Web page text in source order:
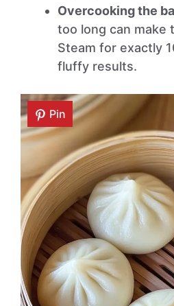
Overcooking the
too long can make
Steam for exactly
fluffy results.
Pin